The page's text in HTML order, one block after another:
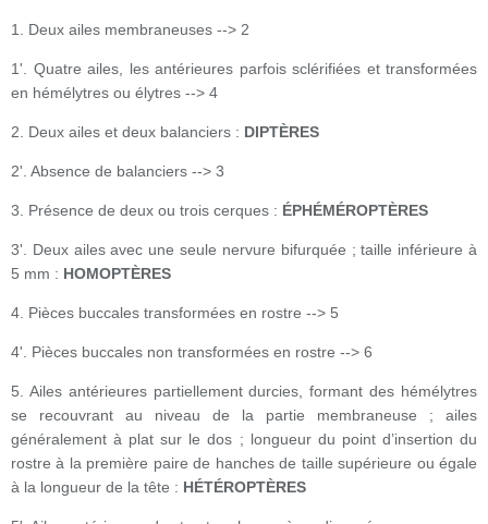
1. Deux ailes membraneuses --> 2
1'. Quatre ailes, les antérieures parfois sclérifiées et transformées
en hémélytres ou élytres --> 4
2. Deux ailes et deux balanciers : DIPTÈRES
2'. Absence de balanciers --> 3
3. Présence de deux ou trois cerques : ÉPHÉMÉROPTÈRES
3'. Deux ailes avec une seule nervure bifurquée ; taille inférieure à
5 mm : HOMOPTÈRES
4. Pièces buccales transformées en rostre --> 5
4'. Pièces buccales non transformées en rostre --> 6
5. Ailes antérieures partiellement durcies, formant des hémélytres
se recouvrant au niveau de la partie membraneuse ; ailes
généralement à plat sur le dos ; longueur du point d’insertion du
rostre à la première paire de hanches de taille supérieure ou égale
à la longueur de la tête : HÉTÉROPTÈRES